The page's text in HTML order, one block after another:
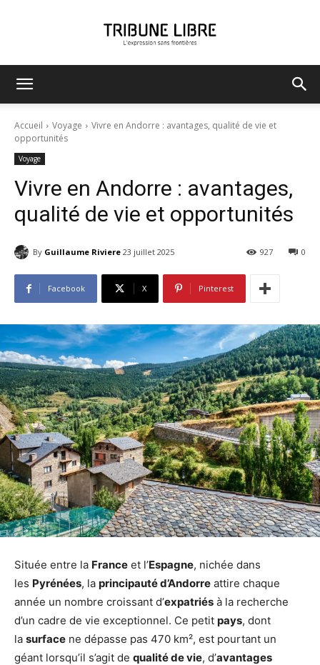
Accueil Voyage
Vivre en Andorre : avantages, qualité de vie et
opportunités
Voyage
Vivre en Andorre : avantages,
qualité de vie et opportunités
By Guillaume Riviere 23 juillet 2025 0
927
Facebook X Pinterest
Située entre la France et l’Espagne, nichée dans
les Pyrénées, la principauté d’Andorre attire chaque
année un nombre croissant d’expatriés à la recherche
d’un cadre de vie exceptionnel. Ce petit pays, dont
la surface ne dépasse pas 470 km², est pourtant un
géant lorsqu’il s’agit de qualité de vie, d’avantages